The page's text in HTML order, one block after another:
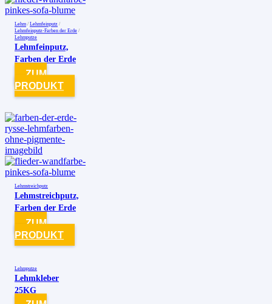
Lehm / Lehmfeinputz /
Lehmfeinputz-Farben der Erde /
Lehmputze
Lehmfeinputz,
Farben der Erde
ZUM
PRODUKT
Lehmstreichputz
Lehmstreichputz,
Farben der Erde
ZUM
PRODUKT
Lehmputze
Lehmkleber
25KG